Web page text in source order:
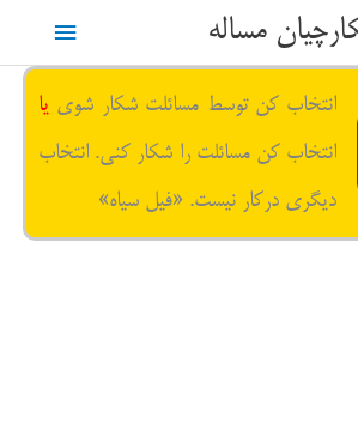
مساله
فهرست
انتخاب کن توسط مسائلت شکار شوی یا
انتخاب کن مسائلت را شکار کنی. انتخاب
دیگری درکار نیست. «فیل سیاه»